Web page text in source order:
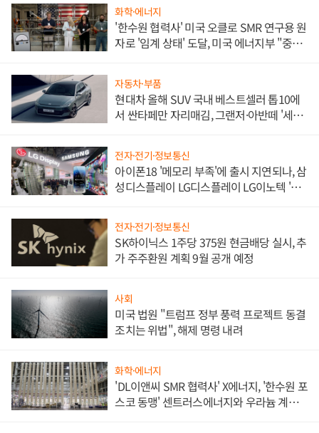
화학·에너지
'한수원 협력사' 미국 오클로 SMR 연구용 원
자로 '임계 상태' 도달, 미국 에너지부 "중요
자동차·부품
현대차 올해 SUV 국내 베스트셀러 톱10에
서 싼타페만 자리매김, 그랜저·아반떼 '세단
전자·전기·정보통신
아이폰18 '메모리 부족'에 출시 지연되나, 삼
성디스플레이 LG디스플레이 LG이노텍 '탈
전자·전기·정보통신
SK하이닉스 1주당 375원 현금배당 실시, 추
가 주주환원 계획 9월 공개 예정
사회
미국 법원 "트럼프 정부 풍력 프로젝트 동결
조치는 위법", 해제 명령 내려
화학·에너지
'DL이앤씨 SMR 협력사' X에너지, '한수원 포
스코 동맹' 센트러스에너지와 우라늄 계약